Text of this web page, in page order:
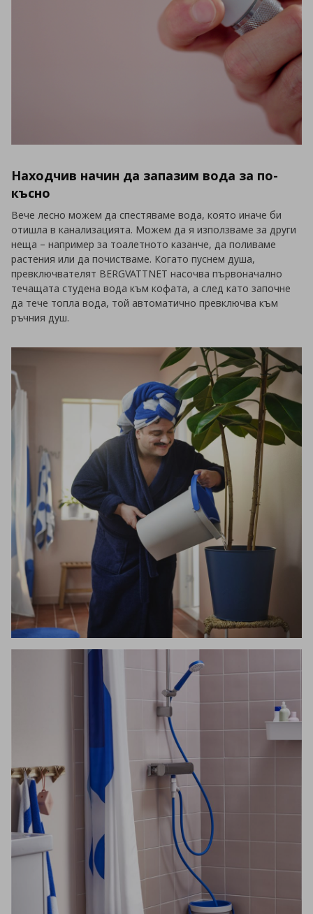
Находчив начин да запазим вода за по-
късно
Вече лесно можем да спестяваме вода, която иначе би
отишла в канализацията. Можем да я използваме за други
неща – например за тоалетното казанче, да поливаме
растения или да почистваме. Когато пуснем душа,
превключвателят BERGVATTNET насочва първоначално
течащата студена вода към кофата, а след като започне
да тече топла вода, той автоматично превключва към
ръчния душ.